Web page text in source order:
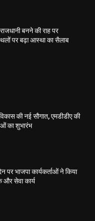
बनने की राह पर
पर बढ़ा आस्था का सैलाब
की नई सौगात, एमडीडीए की
का शुभारंभ
पर भाजपा कार्यकर्ताओं ने किया
और सेवा कार्य